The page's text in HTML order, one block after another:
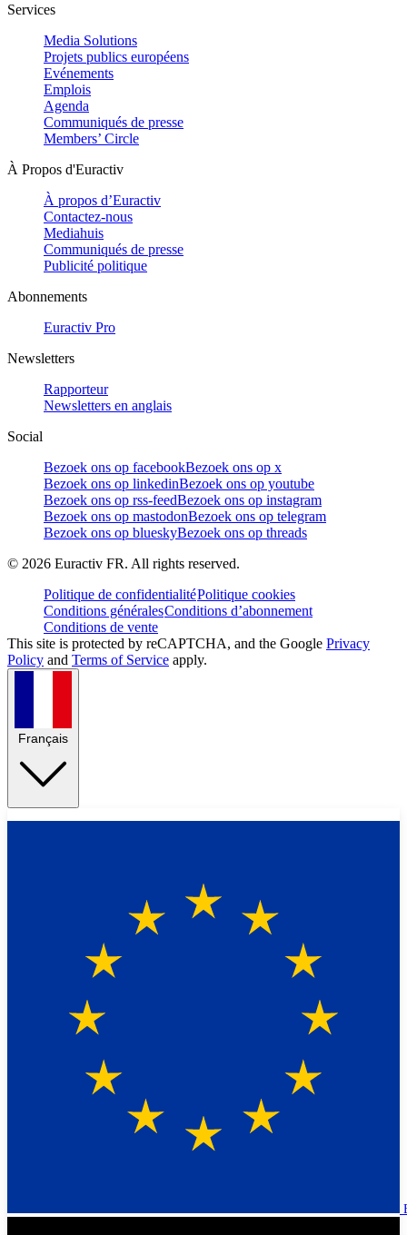
Services
Media Solutions
Projets publics européens
Evénements
Emplois
Agenda
Communiqués de presse
Members’ Circle
À Propos d'Euractiv
À propos d’Euractiv
Contactez-nous
Mediahuis
Communiqués de presse
Publicité politique
Abonnements
Euractiv Pro
Newsletters
Rapporteur
Newsletters en anglais
Social
Bezoek ons op facebookBezoek ons op x
Bezoek ons op linkedinBezoek ons op youtube
Bezoek ons op rss-feedBezoek ons op instagram
Bezoek ons op mastodonBezoek ons op telegram
Bezoek ons op blueskyBezoek ons op threads
© 2026 Euractiv FR. All rights reserved.
Politique de confidentialitéPolitique cookies
Conditions généralesConditions d’abonnement
Conditions de vente
This site is protected by reCAPTCHA, and the Google Privacy
Policy and Terms of Service apply.
Français